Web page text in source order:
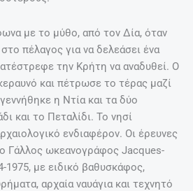
με το μύθο, από τον Δία, όταν
πέλαγος για να δελεάσει ένα
την Κρήτη να αναδυθεί. Ο
και πέτρωσε το τέρας μαζί
η Ντία και τα δύο
και το Πεταλίδι. Το νησί
ενδιαφέρον. Οι έρευνες
Γάλλος ωκεανογράφος Jacques-
1975, με ειδικό βαθυσκάφος,
αρχαία ναυάγια και τεχνητό